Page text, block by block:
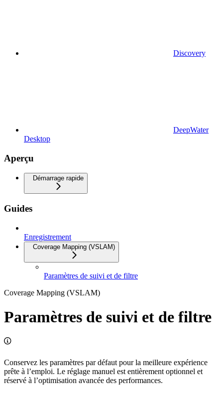
Discovery
DeepWater
Desktop
Aperçu
Démarrage rapide
Guides
Enregistrement
Coverage Mapping (VSLAM)
Paramètres de suivi et de filtre
Coverage Mapping (VSLAM)
Paramètres de suivi et de filtre
Conservez les paramètres par défaut pour la meilleure expérience
prête à l’emploi. Le réglage manuel est entièrement optionnel et
réservé à l’optimisation avancée des performances.